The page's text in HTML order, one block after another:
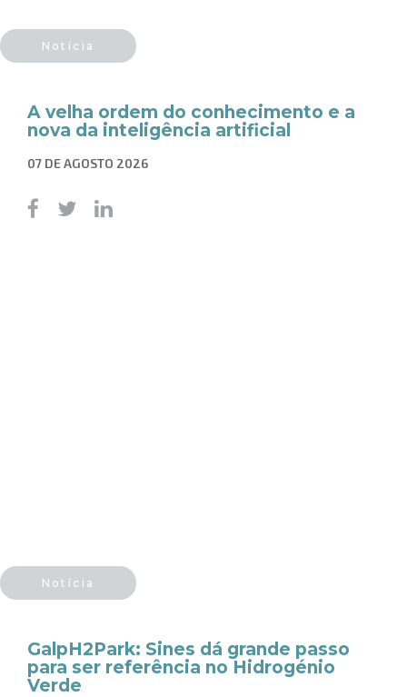
Notícia
A velha ordem do conhecimento e a
nova da inteligência artificial
07 DE AGOSTO 2026
Notícia
GalpH2Park: Sines dá grande passo
para ser referência no Hidrogénio
Verde